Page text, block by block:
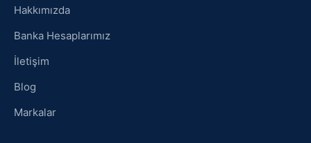
Hakkımızda
Banka Hesaplarımız
İletişim
Blog
Markalar